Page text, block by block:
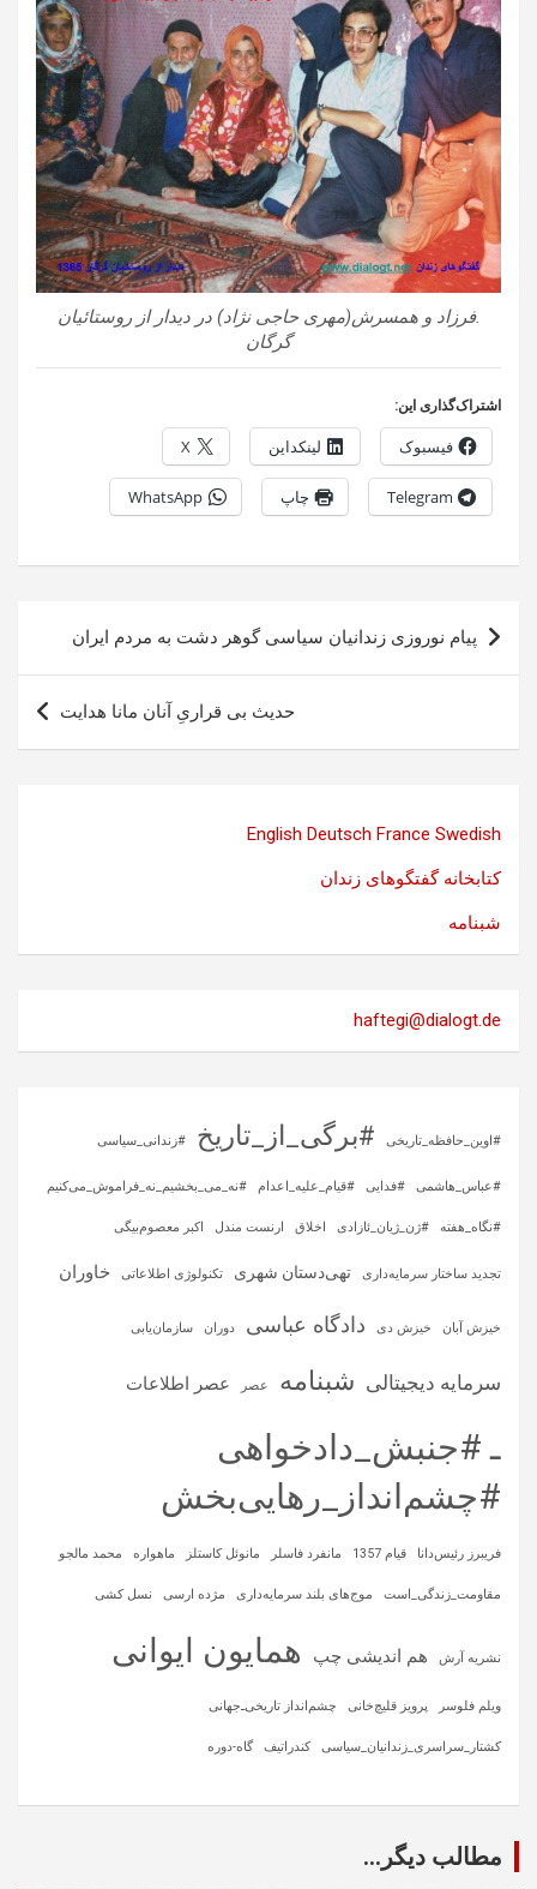
.فرزاد و همسرش(مهری حاجی نژاد) در دیدار از روستائیان
گرگان
اشتراک‌گذاری این:
فیسبوک لینکداین X
Telegram چاپ WhatsApp
راهبری
نوشته
پیام نوروزی زندانیان سیاسی گوهر دشت به مردم ایران
حدیث بی قراریِ آنان مانا هدایت
English Deutsch France Swedish
کتابخانه گفتگوهای زندان
شبنامه
haftegi@dialogt.de
#اوین_حافظه_تاریخی #برگی_از_تاریخ #زندانی_سیاسی
#عباس_هاشمی #فدایی #قیام_علیه_اعدام #نه_می_بخشیم_نه_فراموش_می‌کنیم
#نگاه_هفته #ژن_ژیان_ئازادی اخلاق ارنست مندل اکبر معصوم‌بیگی
تجدید ساختار سرمایه‌داری تهی‌دستان شهری تکنولوژی اطلاعاتی خاوران
خیزش آبان خیزش دی دادگاه عباسی دوران سازمان‌یابی
سرمایه‌ دیجیتالی شبنامه عصر عصر اطلاعات
ـ #جنبش_دادخواهی
#چشم‌انداز_رهایی‌بخش
فریبرز رئیس‌دانا قیام 1357 مانفرد فاسلر مانوئل کاستلز ماهواره‌ محمد مالجو
مقاومت_زندگی_است موج‌های بلند سرمایه‌داری مژده ارسی نسل کشی
نشریه آرش هم اندیشی چپ همایون ایوانی
ویلم فلوسر پرویز قلیچ‌خانی چشم‌انداز تاریخی‌ـ‌جهانی
کشتار_سراسری_زندانیان_سیاسی کندراتیف گاه-دوره
مطالب دیگر...